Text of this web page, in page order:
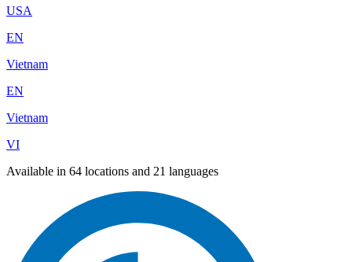
USA
EN
Vietnam
EN
Vietnam
VI
Available in 64 locations and 21 languages